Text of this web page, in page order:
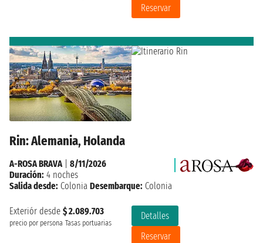
Reservar
Rin: Alemania, Holanda
Exteriór desde $ 2.089.703
precio por persona Tasas portuarias
Detalles
Reservar
A-ROSA BRAVA| 8/11/2026
Duración: 4 noches
Salida desde: Colonia Desembarque: Colonia